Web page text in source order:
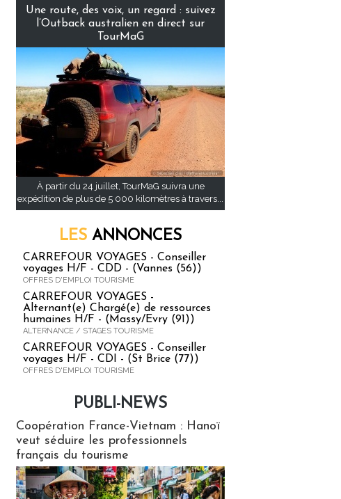
Une route, des voix, un regard : suivez
l’Outback australien en direct sur
TourMaG
À partir du 24 juillet, TourMaG suivra une
expédition de plus de 5 000 kilomètres à travers...
LES ANNONCES
CARREFOUR VOYAGES - Conseiller
voyages H/F - CDD - (Vannes (56))
OFFRES D'EMPLOI TOURISME
CARREFOUR VOYAGES -
Alternant(e) Chargé(e) de ressources
humaines H/F - (Massy/Evry (91))
ALTERNANCE / STAGES TOURISME
CARREFOUR VOYAGES - Conseiller
voyages H/F - CDI - (St Brice (77))
OFFRES D'EMPLOI TOURISME
PUBLI-NEWS
Coopération France-Vietnam : Hanoï
veut séduire les professionnels
français du tourisme